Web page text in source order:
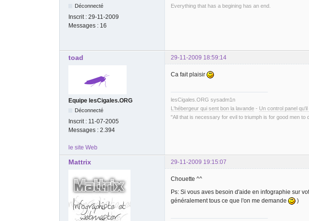
Déconnecté
Inscrit : 29-11-2009
Messages : 16
Everything that has a begining has an end.
toad 29-11-2009 18:59:14
Equipe lesCigales.ORG
Déconnecté
Inscrit : 11-07-2005
Messages : 2.394
Ca fait plaisir
lesCigales.ORG sysadm1n
L'hébergeur qui sent bon la lavande - Un control panel
"All that is necessary for evil to triumph is for good men to
le site Web
Mattrix 29-11-2009 19:15:07
Chouette ^^
Ps: Si vous aves besoin d'aide en infographie sur
généralement tous ce que l'on me demande
)